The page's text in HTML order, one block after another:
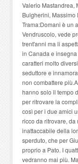
Valerio Mastandrea,
Bulgherini, Massimo
Trama:Domani è un
Vendruscolo, vede
trent'anni ma li
in Canada e
caratteri molto
seduttore e
non combattere
hanno solo il tempo
per ritrovare la
così per i due amici
ricco da ritrovare,
inattaccabile della
sperduto, che per
proprio a Pato. I
vedranno mai più.